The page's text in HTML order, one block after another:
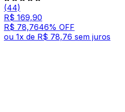
(44)
R$ 169,90
R$ 78,7646% OFF
ou 1x de R$ 78,76 sem juros